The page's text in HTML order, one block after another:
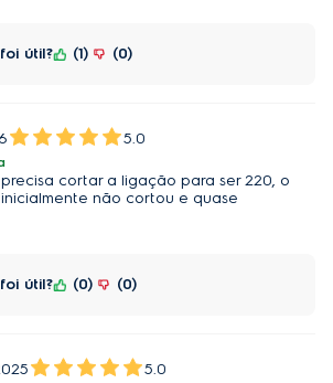
útil? 1 0
5.0
cortar a ligação para ser 220, o
não cortou e quase
útil? 0 0
5.0